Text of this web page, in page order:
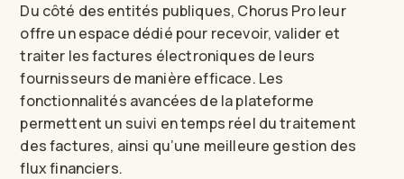
Du côté des entités publiques, Chorus Pro leur
offre un espace dédié pour recevoir, valider et
traiter les factures électroniques de leurs
fournisseurs de manière efficace. Les
fonctionnalités avancées de la plateforme
permettent un suivi en temps réel du traitement
des factures, ainsi qu’une meilleure gestion des
flux financiers.